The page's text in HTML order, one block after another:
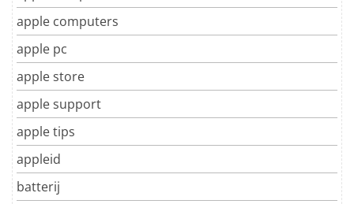
apple computers
apple pc
apple store
apple support
apple tips
appleid
batterij